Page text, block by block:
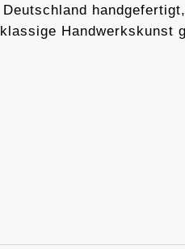
Deutschland
Handwerkskunst